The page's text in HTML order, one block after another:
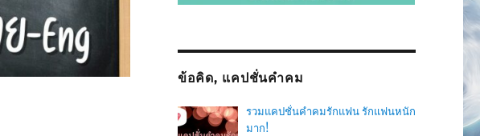
ข้อคิด, แคปชั่นคำคม
รวมแคปชั่นคำคมรักแฟน รักแฟนหนัก
มาก!